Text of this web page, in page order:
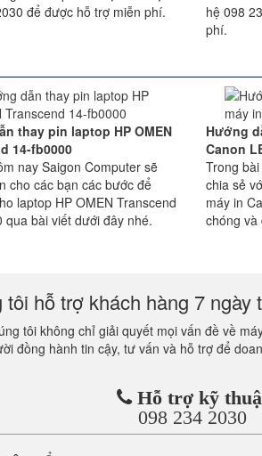
để được hỗ trợ miễn phí.
hệ 098
phí.
thay pin laptop HP OMEN
14-fb0000
nay Saigon Computer sẽ
cho các bạn các bước để
laptop HP OMEN Transcend
qua bài viết dưới đây nhé.
Hướng
Canon
Trong
chia sẻ
máy in
chóng và
tôi hỗ trợ khách hàng 7 ngày
tôi không chỉ giải quyết mọi vấn đề về
đồng hành tin cậy, tư vấn và hỗ trợ để
Hỗ trợ kỹ
098 234 2030